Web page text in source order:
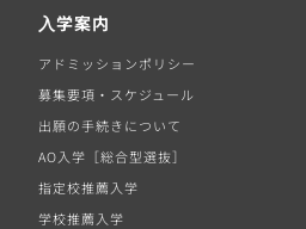
⼊学案内
アドミッションポリシー
募集要項・スケジュール
出願の手続きについて
AO入学［総合型選抜］
指定校推薦入学
学校推薦入学